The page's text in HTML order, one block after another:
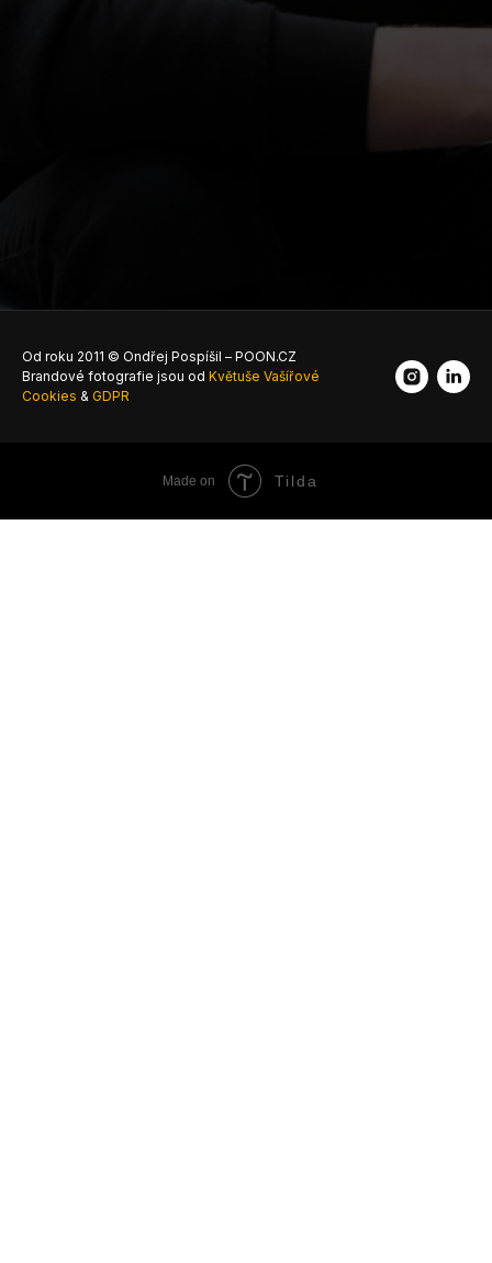
Od roku 2011 © Ondřej Pospíšil – POON.CZ
Brandové fotografie jsou od Květuše Vašířové
Cookies & GDPR
Made on Tilda